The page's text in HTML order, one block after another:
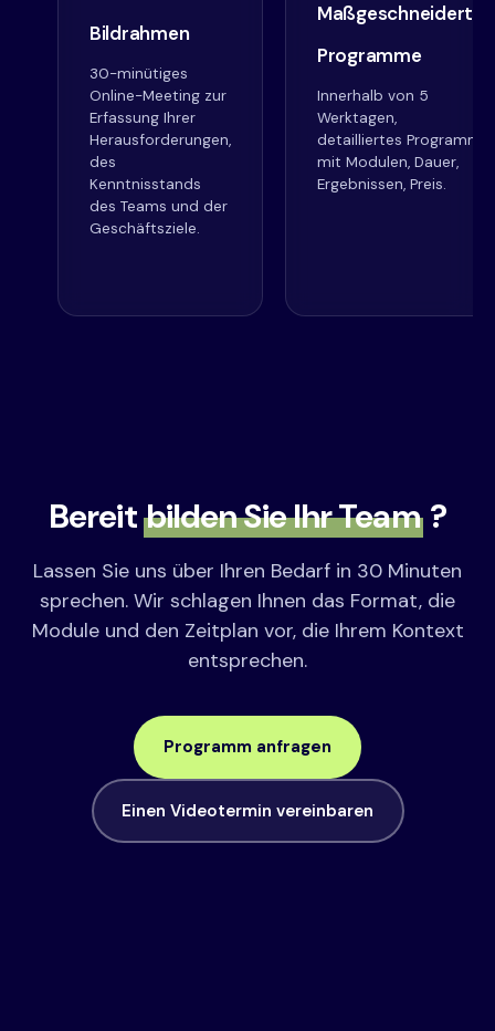
Bildrahmen
30-minütiges
Online-Meeting zur
Erfassung Ihrer
Herausforderungen,
des
Kenntnisstands
des Teams und der
Geschäftsziele.
Maßgeschneiderte
Programme
Innerhalb von 5
Werktagen,
detailliertes Programm
mit Modulen, Dauer,
Ergebnissen, Preis.
Bereitbilden Sie Ihr Team?
Lassen Sie uns über Ihren Bedarf in 30 Minuten
sprechen. Wir schlagen Ihnen das Format, die
Module und den Zeitplan vor, die Ihrem Kontext
entsprechen.
Programm anfragen
Einen Videotermin vereinbaren